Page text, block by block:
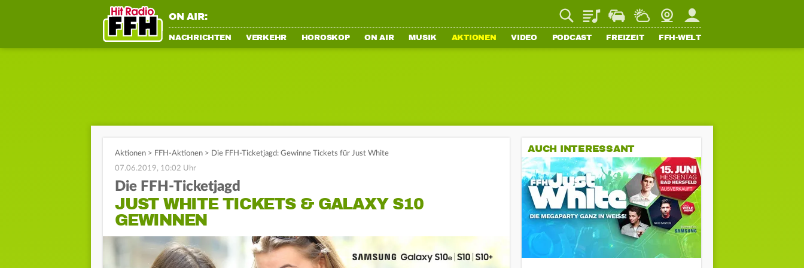
ON AIR: PlaylistStaupilotWetterWebcamMein FFH
NACHRICHTEN VERKEHR HOROSKOP ON AIR MUSIK AKTIONEN VIDEO PODCAST FREIZEIT FFH-WELT
Aktionen > FFH-Aktionen > Die FFH-Ticketjagd: Gewinne Tickets für Just White
07.06.2019, 10:02 Uhr
Die FFH-Ticketjagd
JUST WHITE TICKETS & GALAXY S10
GEWINNEN
AUCH INTERESSANT